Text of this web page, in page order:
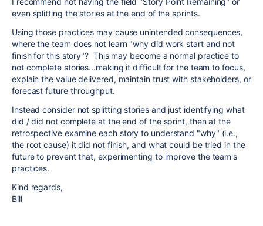
even splitting the stories at the end of the sprints.
Using those practices may cause unintended consequences,
where the team does not learn "why did work start and not
finish for this story"? This may become a normal practice to
not complete stories...making it difficult for the team to focus,
explain the value delivered, maintain trust with stakeholders, or
forecast future throughput.
Instead consider not splitting stories and just identifying what
did / did not complete at the end of the sprint, then at the
retrospective examine each story to understand "why" (i.e.,
the root cause) it did not finish, and what could be tried in the
future to prevent that, experimenting to improve the team's
practices.
Kind regards,
Bill